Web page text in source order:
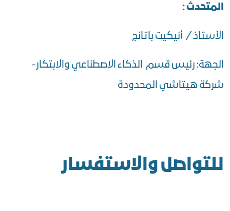
المتحدث :
الأستاذ / أنيكيت باتانج
الجهة: رئيس قسم الذكاء الاصطناعي والابتكار-
شركة هيتاشي المحدودة
للتواصل والاستفسار